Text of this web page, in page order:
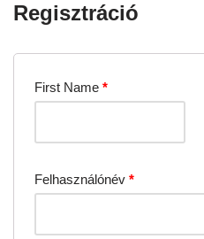
Regisztráció
First Name *
Felhasználónév *